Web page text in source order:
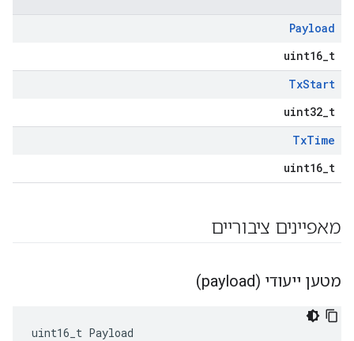
Payload
uint16_t
TxStart
uint32_t
TxTime
uint16_t
מאפיינים ציבוריים
מטען ייעודי (payload)
uint16_t Payload